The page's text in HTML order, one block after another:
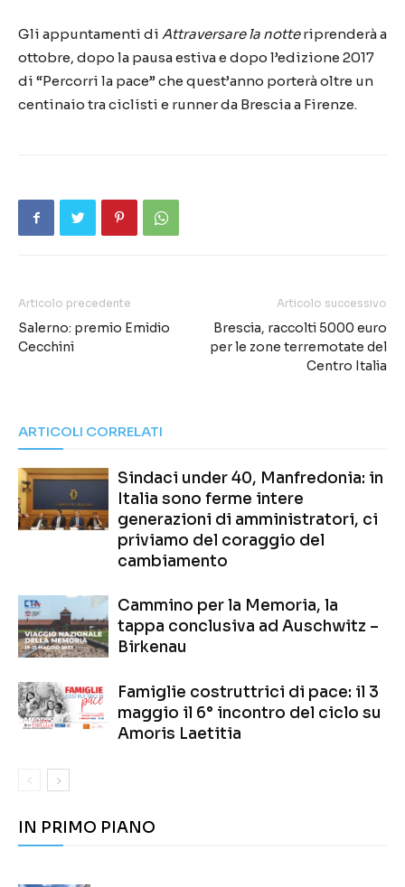
Gli appuntamenti di Attraversare la notteriprenderà a
ottobre, dopo la pausa estiva e dopo l’edizione 2017
di “Percorri la pace” che quest’anno porterà oltre un
centinaio tra ciclisti e runner da Brescia a Firenze.
Articolo precedente
Salerno: premio Emidio
Cecchini
Articolo successivo
Brescia, raccolti 5000 euro
per le zone terremotate del
Centro Italia
ARTICOLI CORRELATI
Sindaci under 40, Manfredonia: in
Italia sono ferme intere
generazioni di amministratori, ci
priviamo del coraggio del
cambiamento
Cammino per la Memoria, la
tappa conclusiva ad Auschwitz –
Birkenau
Famiglie costruttrici di pace: il 3
maggio il 6° incontro del ciclo su
Amoris Laetitia
IN PRIMO PIANO